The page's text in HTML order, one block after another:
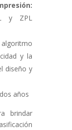
y ZPL
y la
diseño y
dos años
brindar